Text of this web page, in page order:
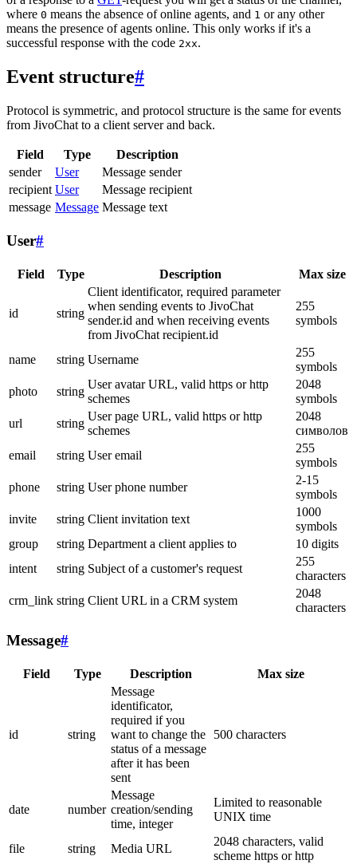
where 0 means the absence of online agents, and 1 or any other
means the presence of agents online. This only works if it's a
successful response with the code 2xx.
Event structure#
Protocol is symmetric, and protocol structure is the same for events
from JivoChat to a client server and back.
Field Type
Description
sender
User
Message sender
recipient User
Message recipient
message Message Message text
User#
Field Type Description Max size
id string
Client identificator, required parameter
when sending events to JivoChat
sender.id and when receiving events
from JivoChat recipient.id
255
symbols
name string Username
255
symbols
photo
string
User avatar URL, valid https or http
schemes
2048
symbols
url
string
User page URL, valid https or http
schemes
2048
символов
email
string User email
255
symbols
phone
string User phone number
2-15
symbols
invite
string Client invitation text
1000
symbols
group
string Department a client applies to
10 digits
intent
string Subject of a customer's request
255
characters
crm_link string Client URL in a CRM system
2048
characters
Message#
Field Type Description Max size
id string
Message
identificator,
required if you
want to change the
status of a message
after it has been
sent
500 characters
date number
Message
creation/sending
time, integer
Limited to reasonable
UNIX time
file string Media URL
2048 characters, valid
scheme https or http